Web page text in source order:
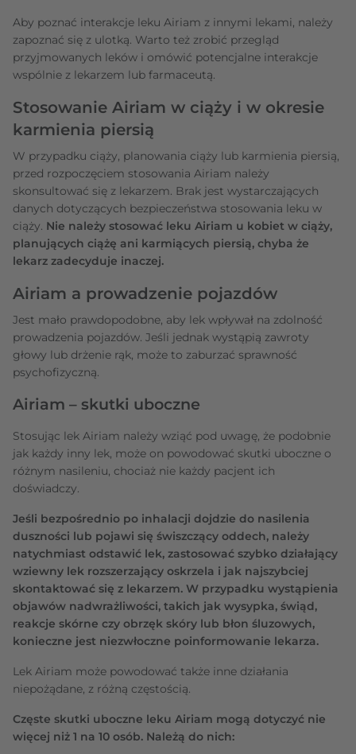
Aby poznać interakcje leku Airiam z innymi lekami, należy
zapoznać się z ulotką. Warto też zrobić przegląd
przyjmowanych leków i omówić potencjalne interakcje
wspólnie z lekarzem lub farmaceutą.
Stosowanie Airiam w ciąży i w okresie
karmienia piersią
W przypadku ciąży, planowania ciąży lub karmienia piersią,
przed rozpoczęciem stosowania Airiam należy
skonsultować się z lekarzem. Brak jest wystarczających
danych dotyczących bezpieczeństwa stosowania leku w
ciąży. Nie należy stosować leku Airiam u kobiet w ciąży,
planujących ciążę ani karmiących piersią, chyba że
lekarz zadecyduje inaczej.
Airiam a prowadzenie pojazdów
Jest mało prawdopodobne, aby lek wpływał na zdolność
prowadzenia pojazdów. Jeśli jednak wystąpią zawroty
głowy lub drżenie rąk, może to zaburzać sprawność
psychofizyczną.
Airiam – skutki uboczne
Stosując lek Airiam należy wziąć pod uwagę, że podobnie
jak każdy inny lek, może on powodować skutki uboczne o
różnym nasileniu, chociaż nie każdy pacjent ich
doświadczy.
Jeśli bezpośrednio po inhalacji dojdzie do nasilenia
duszności lub pojawi się świszczący oddech, należy
natychmiast odstawić lek, zastosować szybko działający
wziewny lek rozszerzający oskrzela i jak najszybciej
skontaktować się z lekarzem. W przypadku wystąpienia
objawów nadwrażliwości, takich jak wysypka, świąd,
reakcje skórne czy obrzęk skóry lub błon śluzowych,
konieczne jest niezwłoczne poinformowanie lekarza.
Lek Airiam może powodować także inne działania
niepożądane, z różną częstością.
Częste skutki uboczne leku Airiam mogą dotyczyć nie
więcej niż 1 na 10 osób. Należą do nich: